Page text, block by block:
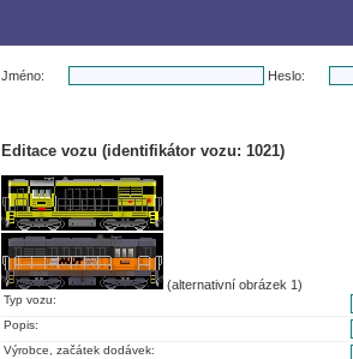
Jméno: Heslo:
Editace vozu (identifikátor vozu: 1021)
(alternativní obrázek 1)
Typ vozu:
Popis:
Výrobce, začátek dodávek: